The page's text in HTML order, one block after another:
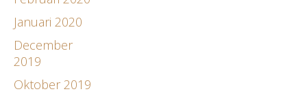
Januari 2020
December
2019
Oktober 2019